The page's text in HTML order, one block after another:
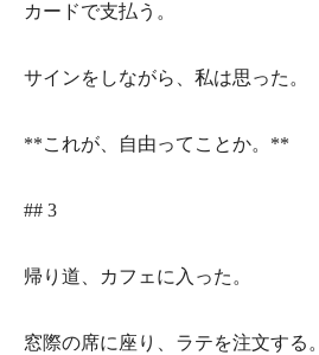
カードで支払う。
サインをしながら、私は思った。
**これが、自由ってことか。**
## 3
帰り道、カフェに入った。
窓際の席に座り、ラテを注文する。